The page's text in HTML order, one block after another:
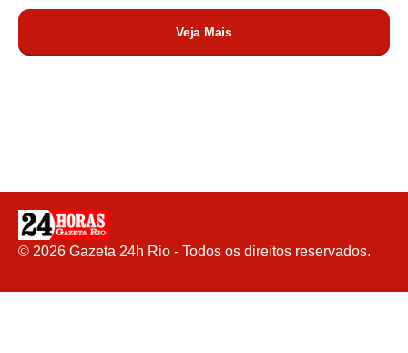
Veja Mais
© 2026 Gazeta 24h Rio - Todos os direitos reservados.